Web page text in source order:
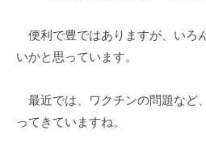
便利で豊ではありますが、いろ
いかと思っています。
最近では、ワクチンの問題など
ってきていますね。